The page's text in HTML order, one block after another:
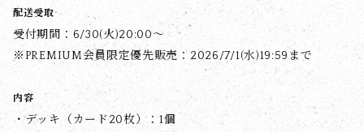
配送受取
受付期間：6/30(火)20:00〜
※PREMIUM会員限定優先販売：2026/7/1(水)19:59まで
内容
・デッキ（カード20枚）：1個